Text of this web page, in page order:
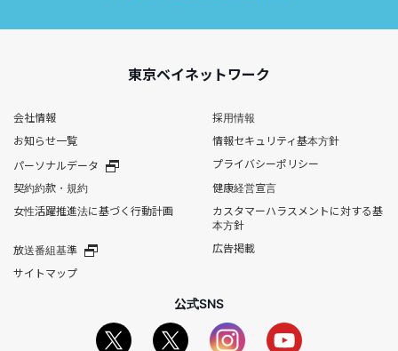
東京ベイネットワーク
会社情報
採用情報
お知らせ一覧
情報セキュリティ基本方針
パーソナルデータ
プライバシーポリシー
契約約款・規約
健康経営宣言
女性活躍推進法に基づく行動計画
カスタマーハラスメントに対する基
本方針
放送番組基準
広告掲載
サイトマップ
公式SNS